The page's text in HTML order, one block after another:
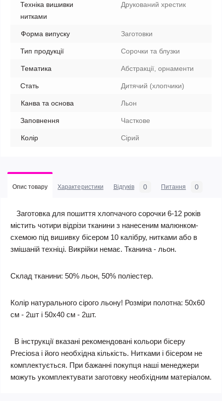
Техніка вишивки
нитками
Друкований хрестик
Форма випуску Заготовки
Тип продукції Сорочки та блузки
Тематика Абстракції, орнаменти
Стать Дитячий (хлопчики)
Канва та основа Льон
Заповнення Часткове
Колір Сірий
Опис товару Характеристики Відгуків 0 Питання 0
Заготовка для пошиття хлопчачого сорочки 6-12 років
містить чотири відрізи тканини з нанесеним малюнком-
схемою під вишивку бісером 10 калібру, нитками або в
змішаній техніці. Викрійки немає. Тканина - льон.
Склад тканини: 50% льон, 50% поліестер.
Колір натурального сірого льону! Розміри полотна: 50х60
см - 2шт і 50х40 см - 2шт.
В інструкції вказані рекомендовані кольори бісеру
Preciosa і його необхідна кількість. Нитками і бісером не
комплектується. При бажанні покупця наші менеджери
можуть укомплектувати заготовку необхідним матеріалом.